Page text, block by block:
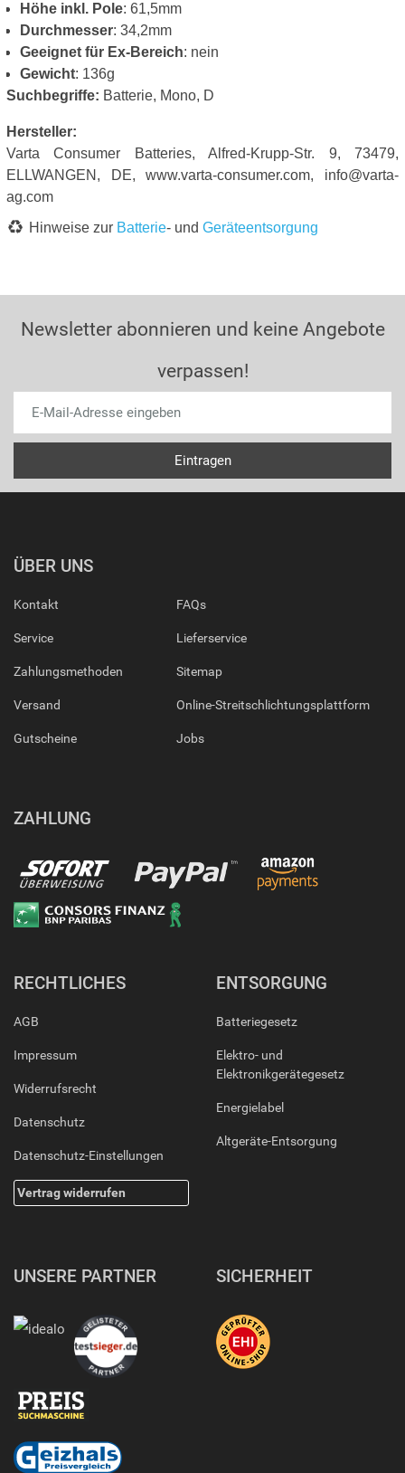
Höhe inkl. Pole: 61,5mm
Durchmesser: 34,2mm
Geeignet für Ex-Bereich: nein
Gewicht: 136g
Suchbegriffe: Batterie, Mono, D
Hersteller:
Varta Consumer Batteries, Alfred-Krupp-Str. 9, 73479,
ELLWANGEN, DE, www.varta-consumer.com, info@varta-
ag.com
Hinweise zur Batterie- und Geräteentsorgung
Newsletter abonnieren und keine Angebote
verpassen!
ÜBER UNS
Kontakt
Service
Zahlungsmethoden
Versand
Gutscheine
FAQs
Lieferservice
Sitemap
Online-Streitschlichtungsplattform
Jobs
ZAHLUNG
RECHTLICHES
AGB
Impressum
Widerrufsrecht
Datenschutz
Datenschutz-Einstellungen
Vertrag widerrufen
ENTSORGUNG
Batteriegesetz
Elektro- und
Elektronikgerätegesetz
Energielabel
Altgeräte-Entsorgung
UNSERE PARTNER SICHERHEIT